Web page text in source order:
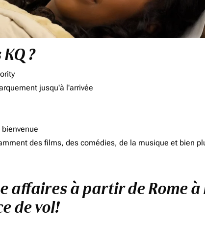
?
jusqu'à l'arrivée
des films, des comédies, de la musique et bien
affaires à partir de Rome
de vol!